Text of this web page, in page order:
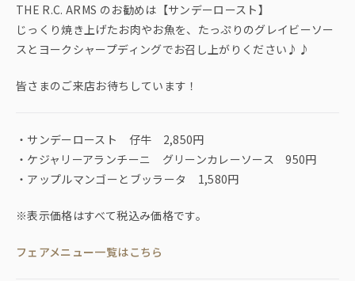
THE R.C. ARMS のお勧めは【サンデーロースト】
じっくり焼き上げたお肉やお魚を、たっぷりのグレイビーソー
スとヨークシャープディングでお召し上がりください♪♪
皆さまのご来店お待ちしています！
・サンデーロースト 仔牛 2,850円
・ケジャリーアランチーニ グリーンカレーソース 950円
・アップルマンゴーとブッラータ 1,580円
※表示価格はすべて税込み価格です。
フェアメニュー一覧はこちら